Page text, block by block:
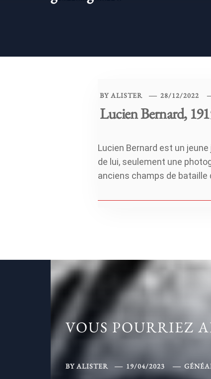
BY ALISTER 28/12/2022
Lucien Bernard,
Lucien Bernard est un
de lui, seulement une
anciens champs de bataille
VOUS POURRIEZ
BY ALISTER 19/04/2023